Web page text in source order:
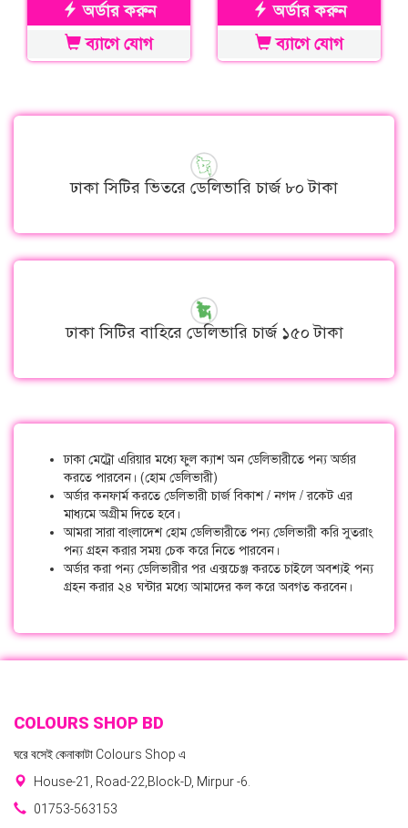
অর্ডার করুন
ব্যাগে যোগ
অর্ডার করুন
ব্যাগে যোগ
ঢাকা সিটির ভিতরে ডেলিভারি চার্জ ৮০ টাকা
ঢাকা সিটির বাহিরে ডেলিভারি চার্জ ১৫০ টাকা
ঢাকা মেট্রো এরিয়ার মধ্যে ফুল ক্যাশ অন ডেলিভারীতে পন্য অর্ডার
করতে পারবেন। (হোম ডেলিভারী)
অর্ডার কনফার্ম করতে ডেলিভারী চার্জ বিকাশ / নগদ / রকেট এর
মাধ্যমে অগ্রীম দিতে হবে।
আমরা সারা বাংলাদেশ হোম ডেলিভারীতে পন্য ডেলিভারী করি সুতরাং
পন্য গ্রহন করার সময় চেক করে নিতে পারবেন।
অর্ডার করা পন্য ডেলিভারীর পর এক্সচেঞ্জ করতে চাইলে অবশ্যই পন্য
গ্রহন করার ২৪ ঘন্টার মধ্যে আমাদের কল করে অবগত করবেন।
COLOURS SHOP BD
ঘরে বসেই কেনাকাটা Colours Shop এ
House-21, Road-22,Block-D, Mirpur -6.
01753-563153